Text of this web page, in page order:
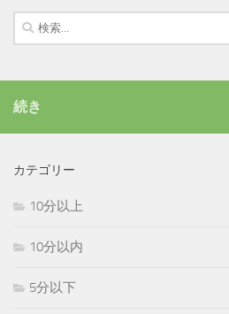
検
索:
続き
カテゴリー
10分以上
10分以内
5分以下